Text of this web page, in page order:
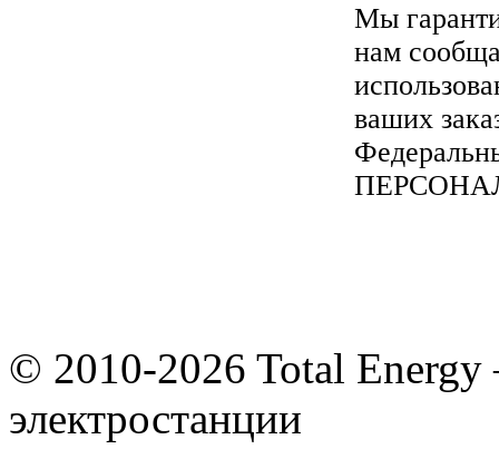
Мы
нам
ваших
© 2010-2026 Total
электростанции